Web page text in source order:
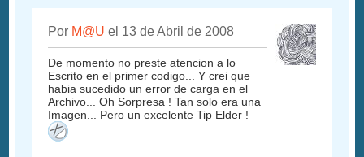
Por M@U el 13 de Abril de 2008
De momento no preste atencion a lo
Escrito en el primer codigo... Y crei que
habia sucedido un error de carga en el
Archivo... Oh Sorpresa ! Tan solo era una
Imagen... Pero un excelente Tip Elder !